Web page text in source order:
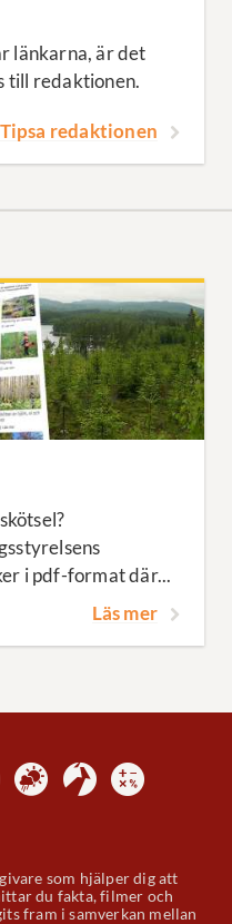
länkarna, är det
till redaktionen.
Tipsa redaktionen
i pdf-format där...
Läs mer
som hjälper dig att
du fakta, filmer och
fram i samverkan mellan